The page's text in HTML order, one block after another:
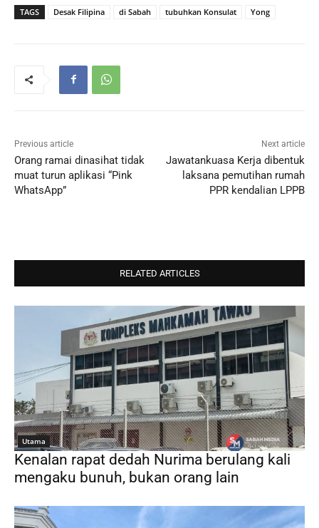
TAGS Desak Filipina di Sabah tubuhkan Konsulat Yong
Previous article
Orang ramai dinasihat tidak
muat turun aplikasi “Pink
WhatsApp”
Next article
Jawatankuasa Kerja dibentuk
laksana pemutihan rumah
PPR kendalian LPPB
RELATED ARTICLES
Utama
Kenalan rapat dedah Nurima berulang kali
mengaku bunuh, bukan orang lain